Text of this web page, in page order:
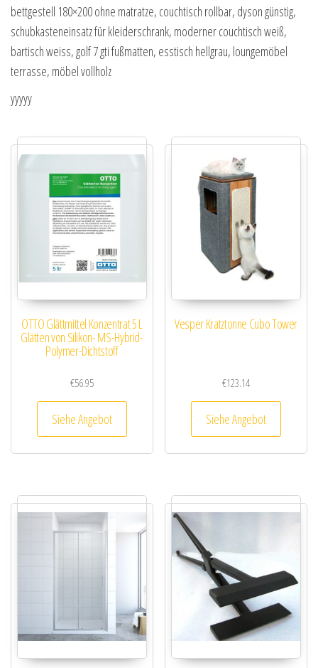
bettgestell 180×200 ohne matratze, couchtisch rollbar, dyson günstig,
schubkasteneinsatz für kleiderschrank, moderner couchtisch weiß,
bartisch weiss, golf 7 gti fußmatten, esstisch hellgrau, loungemöbel
terrasse, möbel vollholz
yyyyy
OTTO Glättmittel Konzentrat 5 L
Glätten von Silikon- MS-Hybrid-
Polymer-Dichtstoff
€56.95
Siehe Angebot
Vesper Kratztonne Cubo Tower
€123.14
Siehe Angebot